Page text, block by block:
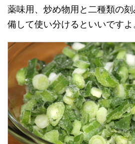
薬味用、炒め物用と二種類の
備して使い分けるといいですよ